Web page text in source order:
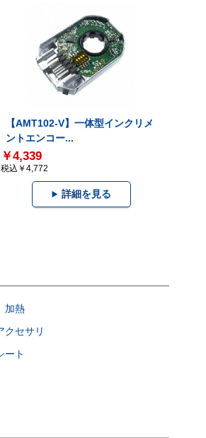
【AMT102-V】一体型インクリメ
ントエンコー...
￥4,339
税込￥4,772
詳細を見る
加熱
クセサリ
ート